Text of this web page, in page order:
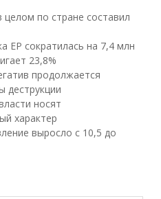
по стране составил
ЕР сократилась на 7,4 млн
23,8%
продолжается
деструкции
носят
характер
выросло с 10,5 до